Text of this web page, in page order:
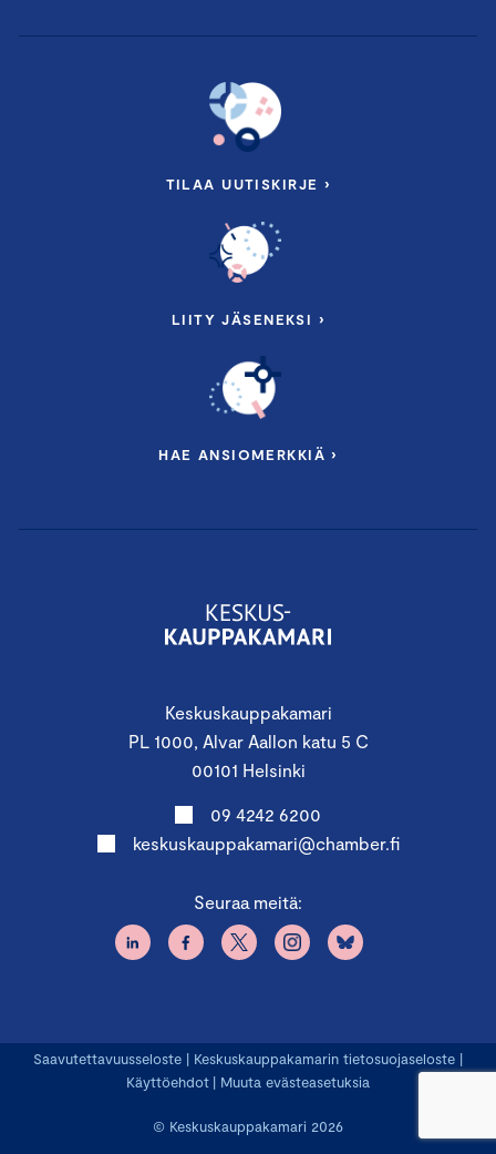
Keskuskauppakamari
PL 1000, Alvar Aallon katu 5 C
00101 Helsinki
09 4242 6200
keskuskauppakamari@chamber.fi
Seuraa meitä:
TILAA UUTISKIRJE ›
LIITY JÄSENEKSI ›
HAE ANSIOMERKKIÄ ›
© Keskuskauppakamari 2026
Saavutettavuusseloste | Keskuskauppakamarin tietosuojaseloste |
Käyttöehdot | Muuta evästeasetuksia